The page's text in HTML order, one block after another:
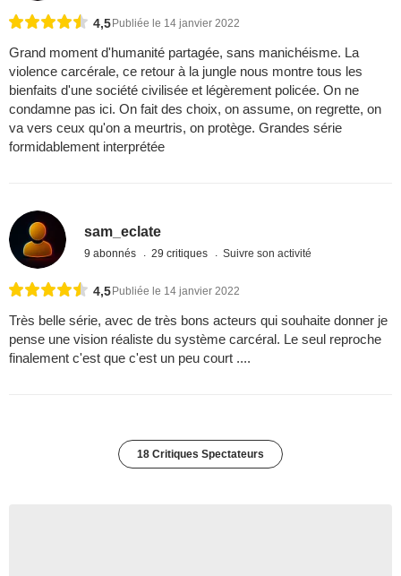
4,5 Publiée le 14 janvier 2022
Grand moment d'humanité partagée, sans manichéisme. La
violence carcérale, ce retour à la jungle nous montre tous les
bienfaits d'une société civilisée et légèrement policée. On ne
condamne pas ici. On fait des choix, on assume, on regrette, on
va vers ceux qu'on a meurtris, on protège. Grandes série
formidablement interprétée
sam_eclate
9 abonnés 29 critiques Suivre son activité
4,5Publiée le 14 janvier 2022
Très belle série, avec de très bons acteurs qui souhaite donner je
pense une vision réaliste du système carcéral. Le seul reproche
finalement c'est que c'est un peu court ....
18 Critiques Spectateurs